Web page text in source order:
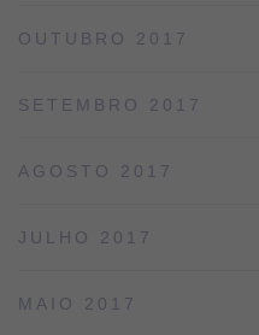
OUTUBRO 2017
SETEMBRO 2017
AGOSTO 2017
JULHO 2017
MAIO 2017